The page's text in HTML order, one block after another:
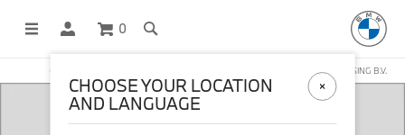
0
OFFICIAL BMW LIFESTYLE SHOP OPERATED BY STICHD SPORTMERCHANDISING B.V.
CHOOSE YOUR LOCATION
AND LANGUAGE